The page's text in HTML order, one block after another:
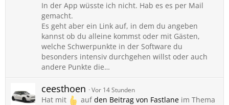
In der App wüsste ich nicht. Hab es es per Mail
gemacht.
Es geht aber ein Link auf, in dem du angeben
kannst ob du alleine kommst oder mit Gästen,
welche Schwerpunkte in der Software du
besonders intensiv durchgehen willst oder auch
andere Punkte die…
ceesthoen Vor 14 Stunden
Hat mit aufden Beitrag von Fastlane im Thema